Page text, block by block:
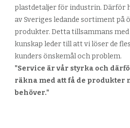
plastdetaljer för industrin. Därför
av Sveriges ledande sortiment på
produkter. Detta tillsammans
kunskap leder till att vi löser de
kunders önskemål och problem.
"Service är vår styrka och
räkna med att få de produkter
behöver."